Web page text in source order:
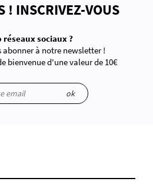
! INSCRIVEZ-VOUS
réseaux sociaux ?
abonner à notre newsletter !
bienvenue d'une valeur de 10€
ok